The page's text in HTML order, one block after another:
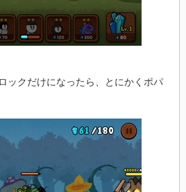
ックだけになったら、とにかくポパ